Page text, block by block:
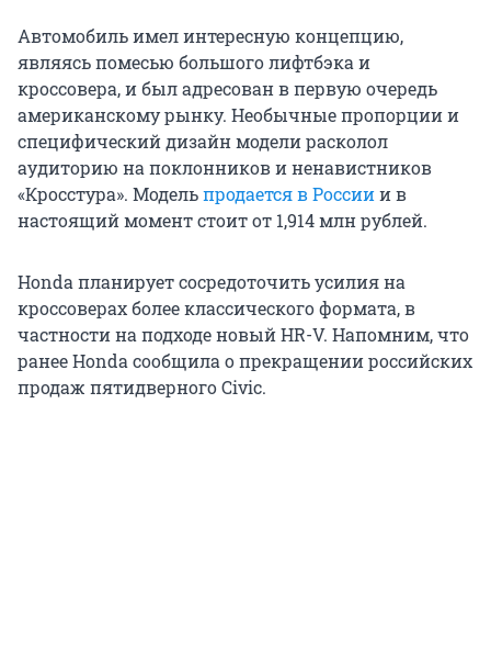
Автомобиль имел интересную концепцию,
являясь помесью большого лифтбэка и
кроссовера, и был адресован в первую очередь
американскому рынку. Необычные пропорции и
специфический дизайн модели расколол
аудиторию на поклонников и ненавистников
«Кросстура». Модельпродается в Россиии в
настоящий момент стоит от 1,914 млн рублей.
Honda планирует сосредоточить усилия на
кроссоверах более классического формата, в
частности на подходе новый HR-V. Напомним, что
ранее Honda сообщила о прекращении российских
продаж пятидверного Civic.